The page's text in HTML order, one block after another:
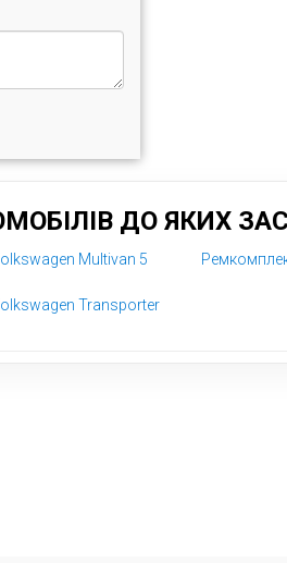
ДО ЯКИХ
Multivan 5
Transporter